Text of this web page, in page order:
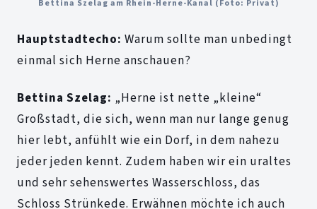
Bettina Szelag am Rhein-Herne-Kanal (Foto: Privat)
Hauptstadtecho: Warum sollte man unbedingt
einmal sich Herne anschauen?
Bettina Szelag: „Herne ist nette „kleine“
Großstadt, die sich, wenn man nur lange genug
hier lebt, anfühlt wie ein Dorf, in dem nahezu
jeder jeden kennt. Zudem haben wir ein uraltes
und sehr sehenswertes Wasserschloss, das
Schloss Strünkede. Erwähnen möchte ich auch